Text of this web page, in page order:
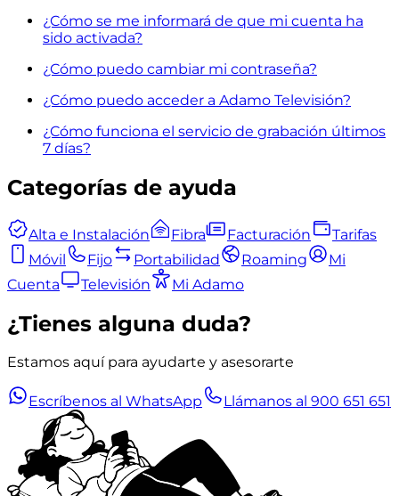
¿Cómo se me informará de que mi cuenta ha
sido activada?
¿Cómo puedo cambiar mi contraseña?
¿Cómo puedo acceder a Adamo Televisión?
¿Cómo funciona el servicio de grabación últimos
7 días?
Categorías de ayuda
Alta e Instalación Fibra Facturación
Tarifas
Móvil
Fijo Portabilidad Roaming
Mi
Cuenta
Televisión Mi Adamo
¿Tienes alguna duda?
Estamos aquí para ayudarte y asesorarte
Escríbenos al WhatsApp Llámanos al 900 651 651